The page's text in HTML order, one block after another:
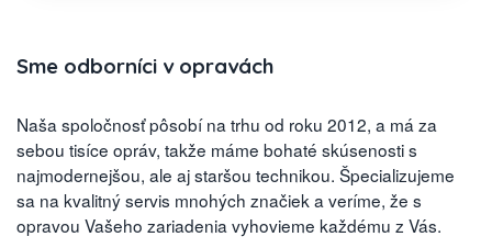
Sme odborníci v opravách
Naša spoločnosť pôsobí na trhu od roku 2012, a má za
sebou tisíce opráv, takže máme bohaté skúsenosti s
najmodernejšou, ale aj staršou technikou. Špecializujeme
sa na kvalitný servis mnohých značiek a veríme, že s
opravou Vašeho zariadenia vyhovieme každému z Vás.